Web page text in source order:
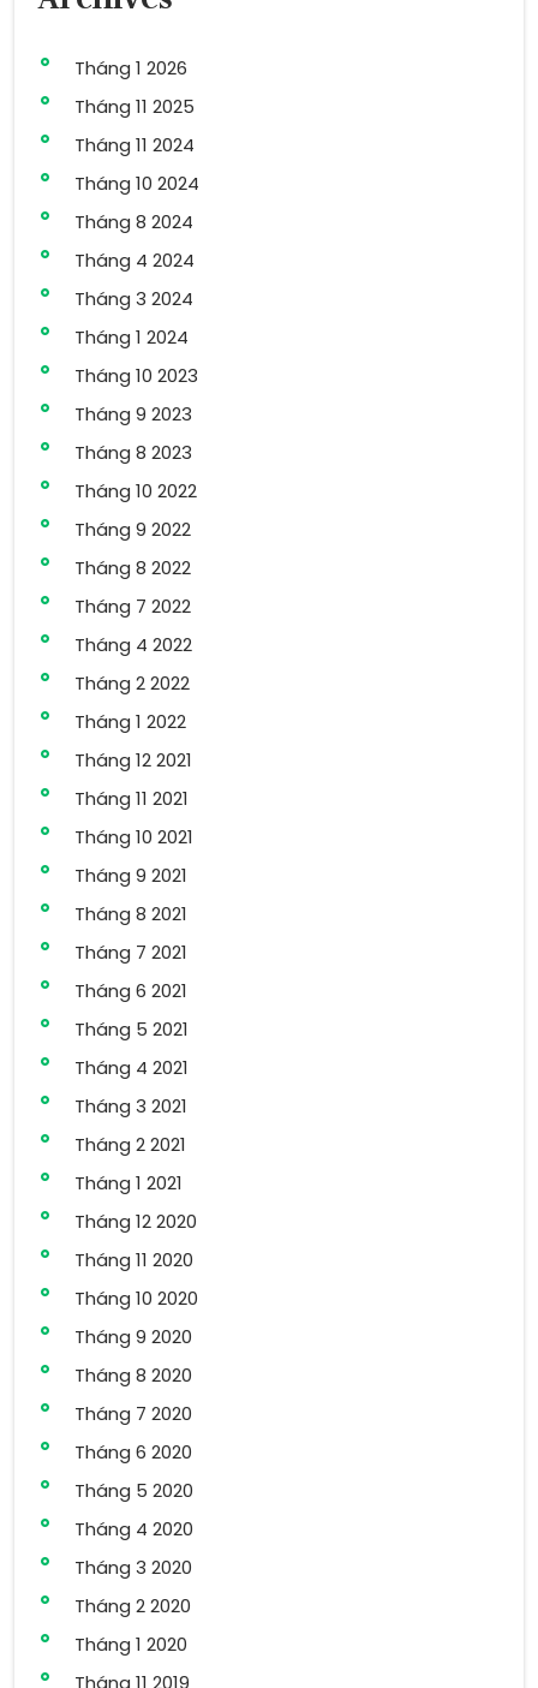
Tháng 1 2026
Tháng 11 2025
Tháng 11 2024
Tháng 10 2024
Tháng 8 2024
Tháng 4 2024
Tháng 3 2024
Tháng 1 2024
Tháng 10 2023
Tháng 9 2023
Tháng 8 2023
Tháng 10 2022
Tháng 9 2022
Tháng 8 2022
Tháng 7 2022
Tháng 4 2022
Tháng 2 2022
Tháng 1 2022
Tháng 12 2021
Tháng 11 2021
Tháng 10 2021
Tháng 9 2021
Tháng 8 2021
Tháng 7 2021
Tháng 6 2021
Tháng 5 2021
Tháng 4 2021
Tháng 3 2021
Tháng 2 2021
Tháng 1 2021
Tháng 12 2020
Tháng 11 2020
Tháng 10 2020
Tháng 9 2020
Tháng 8 2020
Tháng 7 2020
Tháng 6 2020
Tháng 5 2020
Tháng 4 2020
Tháng 3 2020
Tháng 2 2020
Tháng 1 2020
Tháng 11 2019